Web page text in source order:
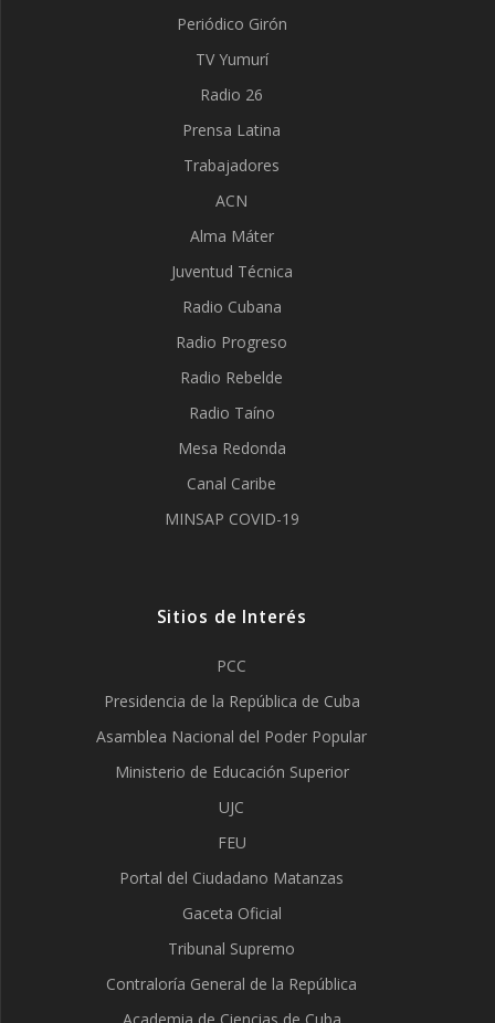
Periódico Girón
TV Yumurí
Radio 26
Prensa Latina
Trabajadores
ACN
Alma Máter
Juventud Técnica
Radio Cubana
Radio Progreso
Radio Rebelde
Radio Taíno
Mesa Redonda
Canal Caribe
MINSAP COVID-19
Sitios de Interés
PCC
Presidencia de la República de Cuba
Asamblea Nacional del Poder Popular
Ministerio de Educación Superior
UJC
FEU
Portal del Ciudadano Matanzas
Gaceta Oficial
Tribunal Supremo
Contraloría General de la República